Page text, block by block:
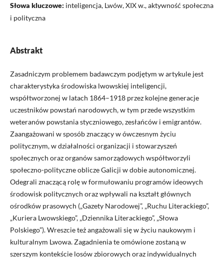
Słowa kluczowe: inteligencja, Lwów, XIX w., aktywność społeczna
i polityczna
Abstrakt
Zasadniczym problemem badawczym podjętym w artykule jest
charakterystyka środowiska lwowskiej inteligencji,
współtworzonej w latach 1864–1918 przez kolejne generacje
uczestników powstań narodowych, w tym przede wszystkim
weteranów powstania styczniowego, zesłańców i emigrantów.
Zaangażowani w sposób znaczący w ówczesnym życiu
politycznym, w działalności organizacji i stowarzyszeń
społecznych oraz organów samorządowych współtworzyli
społeczno-polityczne oblicze Galicji w dobie autonomicznej.
Odegrali znaczącą rolę w formułowaniu programów ideowych
środowisk politycznych oraz wpływali na kształt głównych
ośrodków prasowych („Gazety Narodowej”, „Ruchu Literackiego”,
„Kuriera Lwowskiego”, „Dziennika Literackiego”, „Słowa
Polskiego”). Wreszcie też angażowali się w życiu naukowym i
kulturalnym Lwowa. Zagadnienia te omówione zostaną w
szerszym kontekście losów zbiorowych oraz indywidualnych